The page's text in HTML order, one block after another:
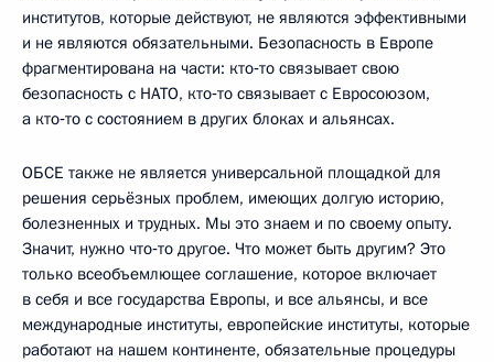
институтов, которые действуют, не являются эффективными
и не являются обязательными. Безопасность в Европе
фрагментирована на части: кто‑то связывает свою
безопасность с НАТО, кто‑то связывает с Евросоюзом,
а кто‑то с состоянием в других блоках и альянсах.
ОБСЕ также не является универсальной площадкой для
решения серьёзных проблем, имеющих долгую историю,
болезненных и трудных. Мы это знаем и по своему опыту.
Значит, нужно что‑то другое. Что может быть другим? Это
только всеобъемлющее соглашение, которое включает
в себя и все государства Европы, и все альянсы, и все
международные институты, европейские институты, которые
работают на нашем континенте, обязательные процедуры